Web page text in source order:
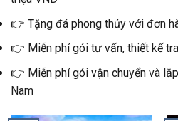
👉 Tặng đá phong thủy với đơn
👉 Miễn phí gói tư vấn, thiết kế
👉 Miễn phí gói vận chuyển và
Nam